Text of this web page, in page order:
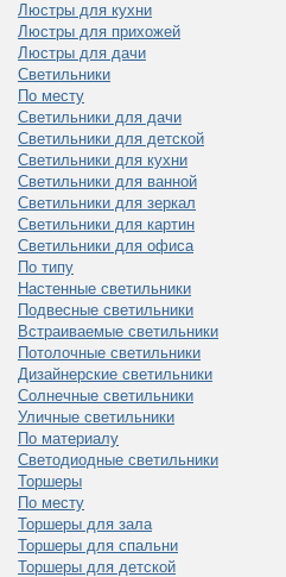
Люстры для кухни
Люстры для прихожей
Люстры для дачи
Светильники
По месту
Светильники для дачи
Светильники для детской
Светильники для кухни
Светильники для ванной
Светильники для зеркал
Светильники для картин
Светильники для офиса
По типу
Настенные светильники
Подвесные светильники
Встраиваемые светильники
Потолочные светильники
Дизайнерские светильники
Солнечные светильники
Уличные светильники
По материалу
Светодиодные светильники
Торшеры
По месту
Торшеры для зала
Торшеры для спальни
Торшеры для детской